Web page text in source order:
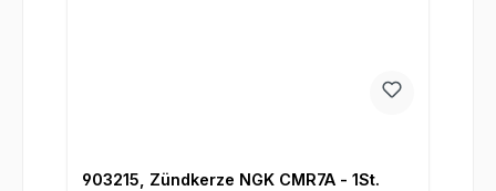
903215, Zündkerze NGK CMR7A - 1St.